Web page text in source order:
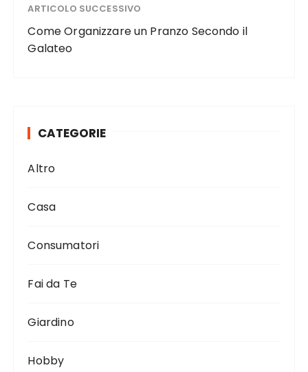
ARTICOLO SUCCESSIVO
Come Organizzare un Pranzo Secondo il
Galateo
CATEGORIE
Altro
Casa
Consumatori
Fai da Te
Giardino
Hobby